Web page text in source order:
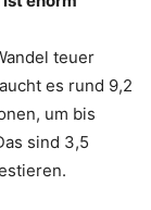
teuer
es rund 9,2
um bis
sind 3,5